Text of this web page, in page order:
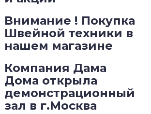
Внимание ! Покупка
Швейной техники в
нашем магазине
Компания Дама
Дома открыла
демонстрационный
зал в г.Москва